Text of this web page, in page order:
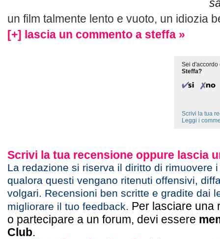
un film talmente lento e vuoto, un idiozia
[+] lascia un commento a steffa »
Sei d'accordo
Steffa?
Scrivi la tua
Leggi i
Scrivi la tua recensione oppure lascia
La redazione si riserva il diritto di rimuovere
qualora questi vengano ritenuti offensivi,
volgari. Recensioni ben scritte e gradite dai
migliorare il tuo feedback. Per lasciare una
o partecipare a un forum, devi essere
Club.